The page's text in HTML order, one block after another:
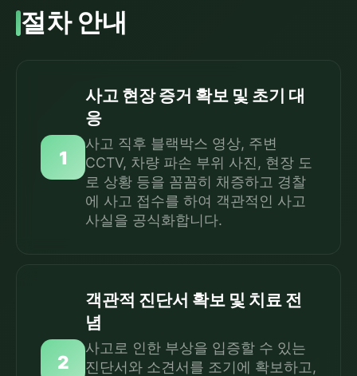
절차 안내
1
사고 현장 증거 확보 및 초기 대
응
사고 직후 블랙박스 영상, 주변
CCTV, 차량 파손 부위 사진, 현장 도
로 상황 등을 꼼꼼히 채증하고 경찰
에 사고 접수를 하여 객관적인 사고
사실을 공식화합니다.
2
객관적 진단서 확보 및 치료 전
념
사고로 인한 부상을 입증할 수 있는
진단서와 소견서를 조기에 확보하고,